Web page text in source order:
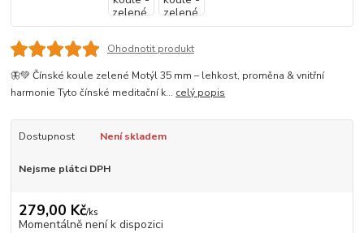
Ohodnotit produkt
🦋💚 Čínské koule zelené Motýl 35 mm – lehkost, proměna & vnitřní
harmonie Tyto čínské meditační k... celý popis
Dostupnost Není skladem
Nejsme plátci DPH
279,00 Kč/ks
Momentálně není k dispozici